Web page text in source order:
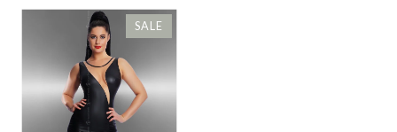
SALE